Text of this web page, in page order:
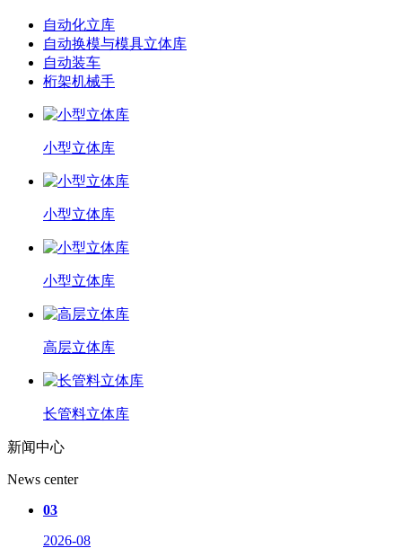
自动化立库
自动换模与模具立体库
自动装车
桁架机械手
小型立体库
小型立体库
小型立体库
高层立体库
长管料立体库
新闻中心
News center
03
2026-08